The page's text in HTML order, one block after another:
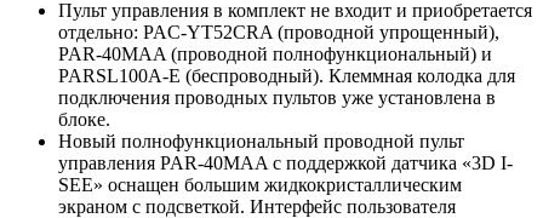
Пульт управления в комплект не входит и приобретается
отдельно: PAC-YT52CRA (проводной упрощенный),
PAR-40MAA (проводной полнофункциональный) и
PARSL100A-E (беспроводный). Клеммная колодка для
подключения проводных пультов уже установлена в
блоке.
Новый полнофункциональный проводной пульт
управления PAR-40MAA с поддержкой датчика «3D I-
SEE» оснащен большим жидкокристаллическим
экраном с подсветкой. Интерфейс пользователя